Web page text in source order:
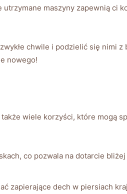
maszyny ​zapewnią ci
chwile i podzielić‍ się nimi z‌
nowego!
wiele korzyści, które mogą
co pozwala ‌na dotarcie
zapierające⁤ dech w piersiach